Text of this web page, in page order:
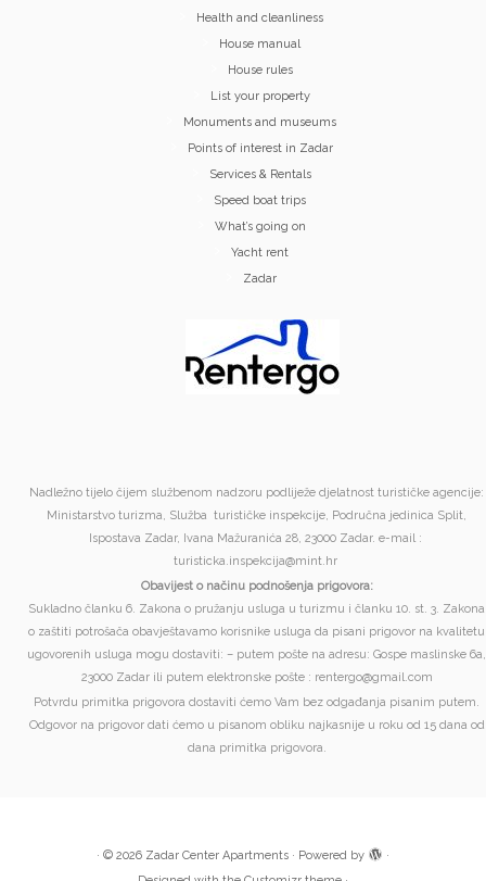
Health and cleanliness
House manual
House rules
List your property
Monuments and museums
Points of interest in Zadar
Services & Rentals
Speed boat trips
What’s going on
Yacht rent
Zadar
Nadležno tijelo čijem službenom nadzoru podliježe djelatnost turističke agencije:
Ministarstvo turizma, Služba turističke inspekcije, Područna jedinica Split,
Ispostava Zadar, Ivana Mažuranića 28, 23000 Zadar. e-mail :
turisticka.inspekcija@mint.hr
Obavijest o načinu podnošenja prigovora:
Sukladno članku 6. Zakona o pružanju usluga u turizmu i članku 10. st. 3. Zakona
o zaštiti potrošača obavještavamo korisnike usluga da pisani prigovor na kvalitetu
ugovorenih usluga mogu dostaviti: – putem pošte na adresu: Gospe maslinske 6a,
23000 Zadar ili putem elektronske pošte : rentergo@gmail.com
Potvrdu primitka prigovora dostaviti ćemo Vam bez odgađanja pisanim putem.
Odgovor na prigovor dati ćemo u pisanom obliku najkasnije u roku od 15 dana od
dana primitka prigovora.
· © 2026 Zadar Center Apartments · Powered by
·